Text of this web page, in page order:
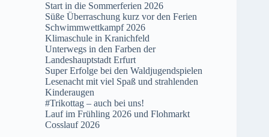
Start in die Sommerferien 2026
Süße Überraschung kurz vor den Ferien
Schwimmwettkampf 2026
Klimaschule in Kranichfeld
Unterwegs in den Farben der
Landeshauptstadt Erfurt
Super Erfolge bei den Waldjugendspielen
Lesenacht mit viel Spaß und strahlenden
Kinderaugen
#Trikottag – auch bei uns!
Lauf im Frühling 2026 und Flohmarkt
Cosslauf 2026